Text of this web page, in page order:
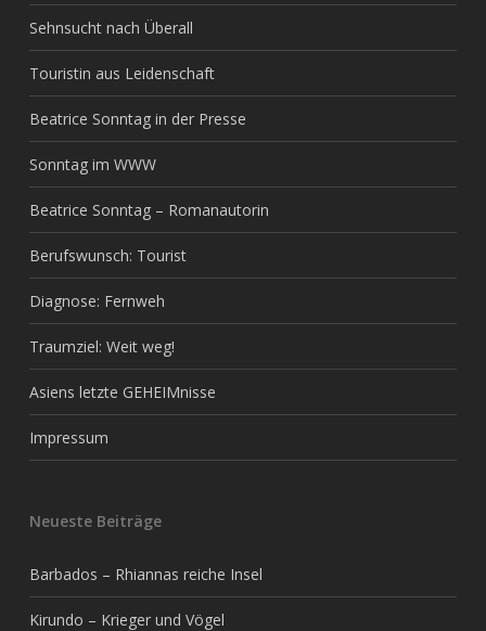
Sehnsucht nach Überall
Touristin aus Leidenschaft
Beatrice Sonntag in der Presse
Sonntag im WWW
Beatrice Sonntag – Romanautorin
Berufswunsch: Tourist
Diagnose: Fernweh
Traumziel: Weit weg!
Asiens letzte GEHEIMnisse
Impressum
Neueste Beiträge
Barbados – Rhiannas reiche Insel
Kirundo – Krieger und Vögel